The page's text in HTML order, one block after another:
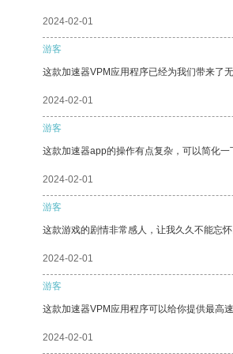
2024-02-01
游客
这款加速器VPM应用程序已经为我们带来了
2024-02-01
游客
这款加速器app的操作有点复杂，可以简化
2024-02-01
游客
这款游戏的剧情非常感人，让我久久不能忘怀
2024-02-01
游客
这款加速器VPM应用程序可以给你提供最高
2024-02-01